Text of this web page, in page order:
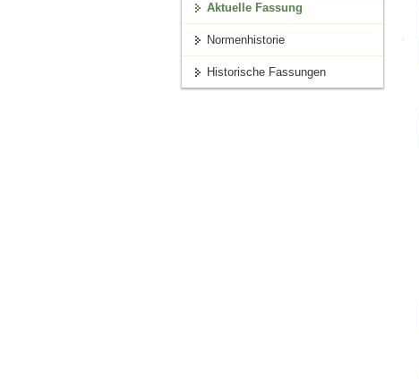
Aktuelle Fassung
Normenhistorie
Historische Fassungen